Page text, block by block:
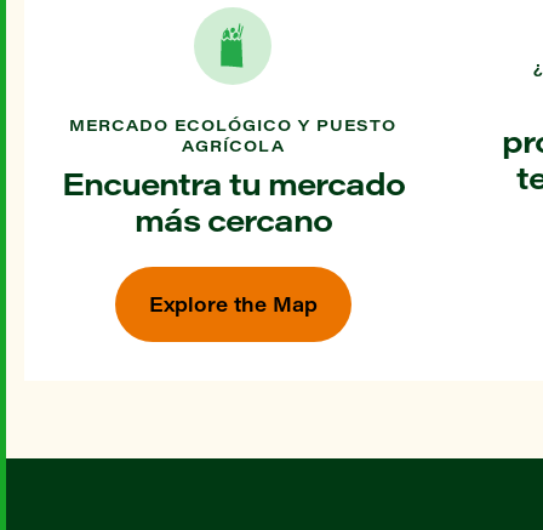
MERCADO ECOLÓGICO Y PUESTO
AGRÍCOLA
Encuentra tu mercado
más cercano
Explore the Map